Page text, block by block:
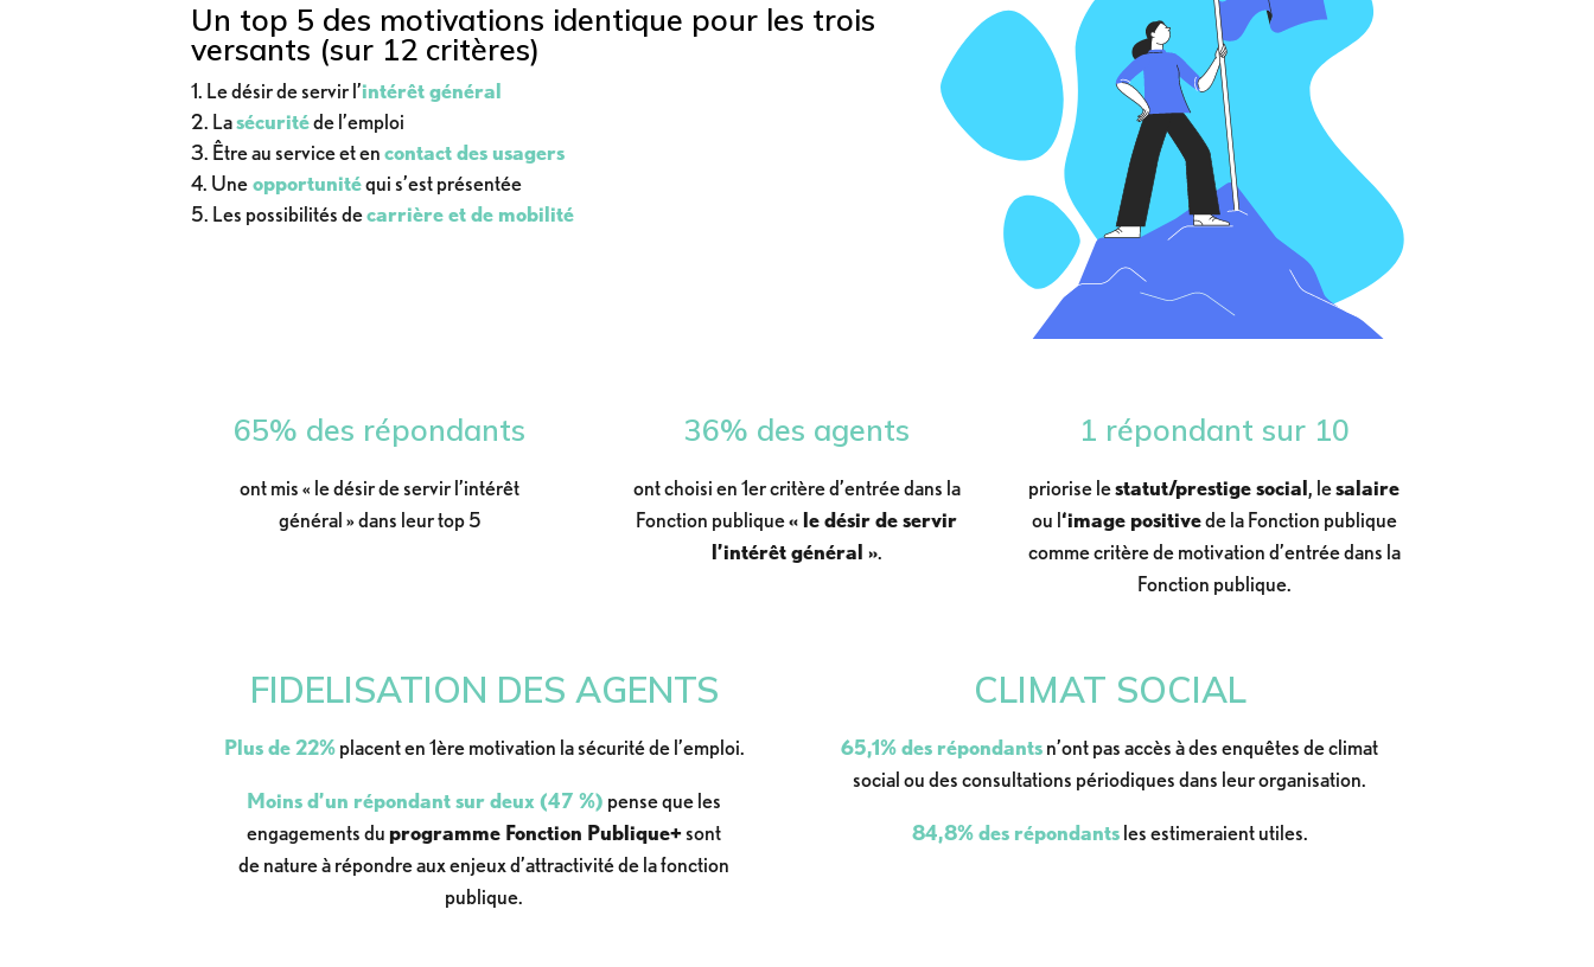
Un top 5 des motivations identique pour les trois
versants (sur 12 critères)
Le désir de servir l’intérêt général
Lasécuritéde l’emploi
Être au service et encontact des usagers
Uneopportunitéqui s’est présentée
Les possibilités decarrière et de mobilité
65% des répondants
ont mis « le désir de servir l’intérêt
général » dans leur top 5
36% des agents
ont choisi en 1er critère d’entrée dans la
Fonction publique« le désir de servir
l’intérêt général ».
1 répondant sur 10
priorise lestatut/prestige social, lesalaire
ou l‘image positivede la Fonction publique
comme critère de motivation d’entrée dans la
Fonction publique.
FIDELISATION DES AGENTS
Plus de 22%placent en 1ère motivation la sécurité de l’emploi.
Moins d’un répondant sur deux (47 %) pense que les
engagements duprogramme Fonction Publique+sont
de nature à répondre aux enjeux d’attractivité de la fonction
publique.
CLIMAT SOCIAL
65,1% des répondantsn’ont pas accès à des enquêtes de climat
social ou des consultations périodiques dans leur organisation.
84,8% des répondantsles estimeraient utiles.